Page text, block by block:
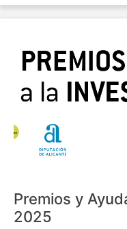
Premios y
2025